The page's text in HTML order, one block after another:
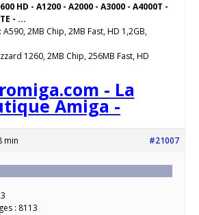
HD - A1200 - A2000 - A3000 - A4000T -
- ...
2MB Chip, 2MB Fast, HD 1,2GB,
1260, 2MB Chip, 256MB Fast, HD
- La
Amiga -
min #21007
: 8113